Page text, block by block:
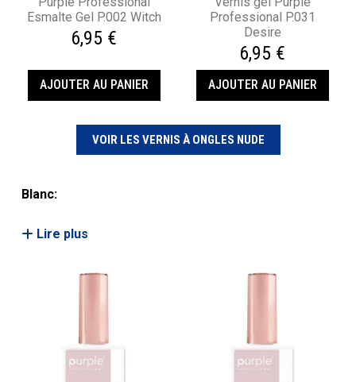
Esmalte Gel P.002 Witch
6,95 €
AJOUTER AU PANIER
Professional P.031
Desire
6,95 €
AJOUTER AU PANIER
VOIR LES VERNIS À ONGLES NUDE
Blanc:
Lire plus